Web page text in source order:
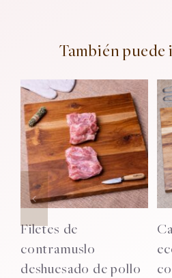
También
Añadir al
carrito
Detalles
Filetes de
contramuslo
deshuesado de pollo